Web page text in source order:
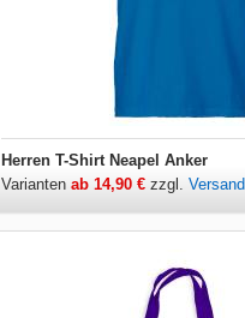
Herren T-Shirt Neapel Anker
Varianten ab 14,90 €zzgl. Versand